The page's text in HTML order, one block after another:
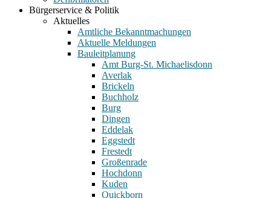
Bürgerservice & Politik
Aktuelles
Amtliche Bekanntmachungen
Aktuelle Meldungen
Bauleitplanung
Amt Burg-St. Michaelisdonn
Averlak
Brickeln
Buchholz
Burg
Dingen
Eddelak
Eggstedt
Frestedt
Großenrade
Hochdonn
Kuden
Quickborn